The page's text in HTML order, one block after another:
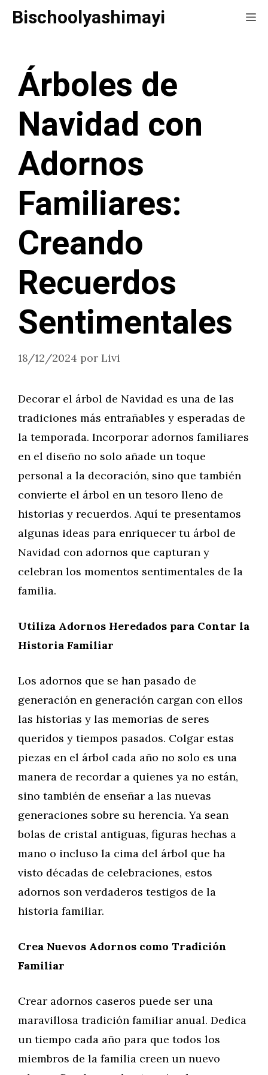
SaltarBischoolyashimayi
Árboles de
Navidad con
Adornos
Familiares:
Creando
Recuerdos
Sentimentales
18/12/2024 por Livi
Decorar el árbol de Navidad es una de las
tradiciones más entrañables y esperadas de
la temporada. Incorporar adornos familiares
en el diseño no solo añade un toque
personal a la decoración, sino que también
convierte el árbol en un tesoro lleno de
historias y recuerdos. Aquí te presentamos
algunas ideas para enriquecer tu árbol de
Navidad con adornos que capturan y
celebran los momentos sentimentales de la
familia.
Utiliza Adornos Heredados para Contar la
Historia Familiar
Los adornos que se han pasado de
generación en generación cargan con ellos
las historias y las memorias de seres
queridos y tiempos pasados. Colgar estas
piezas en el árbol cada año no solo es una
manera de recordar a quienes ya no están,
sino también de enseñar a las nuevas
generaciones sobre su herencia. Ya sean
bolas de cristal antiguas, figuras hechas a
mano o incluso la cima del árbol que ha
visto décadas de celebraciones, estos
adornos son verdaderos testigos de la
historia familiar.
Crea Nuevos Adornos como Tradición
Familiar
Crear adornos caseros puede ser una
maravillosa tradición familiar anual. Dedica
un tiempo cada año para que todos los
miembros de la familia creen un nuevo